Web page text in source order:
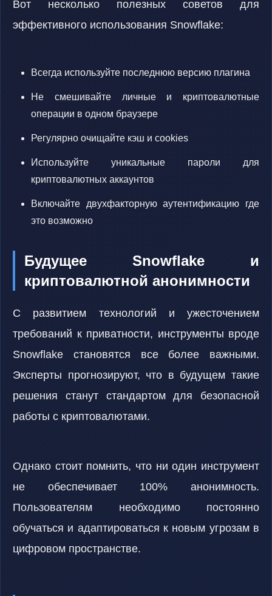
Вот несколько полезных советов для
эффективного использования Snowflake:
Всегда используйте последнюю версию плагина
Не смешивайте личные и криптовалютные
операции в одном браузере
Регулярно очищайте кэш и cookies
Используйте уникальные пароли для
криптовалютных аккаунтов
Включайте двухфакторную аутентификацию где
это возможно
Будущее Snowflake и
криптовалютной анонимности
С развитием технологий и ужесточением
требований к приватности, инструменты вроде
Snowflake становятся все более важными.
Эксперты прогнозируют, что в будущем такие
решения станут стандартом для безопасной
работы с криптовалютами.
Однако стоит помнить, что ни один инструмент
не обеспечивает 100% анонимность.
Пользователям необходимо постоянно
обучаться и адаптироваться к новым угрозам в
цифровом пространстве.